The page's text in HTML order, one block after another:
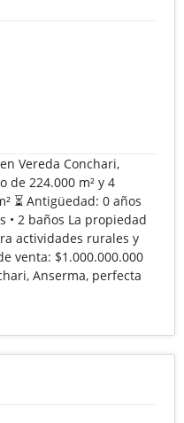
Vereda Conchari,
de 224.000 m² y 4
⏳ Antigüedad: 0 años
2 baños La propiedad
actividades rurales y
venta: $1.000.000.000
Anserma, perfecta